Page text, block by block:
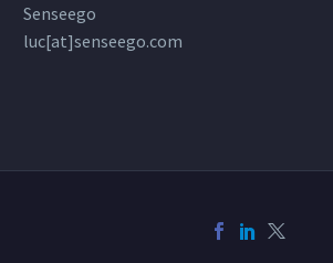
Senseego
luc[at]senseego.com